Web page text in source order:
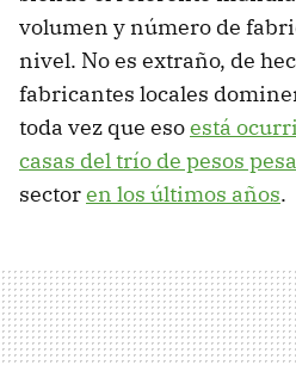
volumen y número de
nivel. No es extraño, de
fabricantes locales
toda vez que esoestá
casas del trío de pesos
sectoren los últimos años.